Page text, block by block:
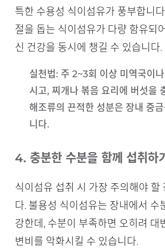
특한 수용성 식이섬유가 풍부합니
절을 돕는 식이섬유가 다량 함유되
신 건강을 동시에 챙길 수 있습니다.
실천법: 주 2~3회 이상 미역국이
시고, 찌개나 볶음 요리에 버섯을
해조류의 끈적한 성분은 장내 중
니다.
4. 충분한 수분을 함께 섭취하기
식이섬유 섭취 시 가장 주의해야 할
다. 불용성 식이섬유는 장내에서 수
강한데, 수분이 부족하면 오히려 대
변비를 악화시킬 수 있습니다.